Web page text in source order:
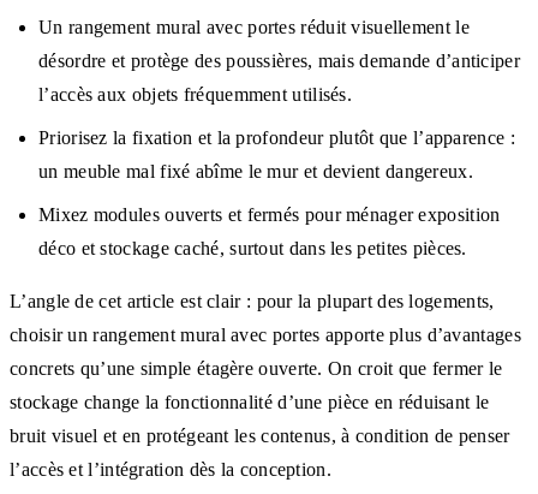
Un rangement mural avec portes réduit visuellement le
désordre et protège des poussières, mais demande d’anticiper
l’accès aux objets fréquemment utilisés.
Priorisez la fixation et la profondeur plutôt que l’apparence :
un meuble mal fixé abîme le mur et devient dangereux.
Mixez modules ouverts et fermés pour ménager exposition
déco et stockage caché, surtout dans les petites pièces.
L’angle de cet article est clair : pour la plupart des logements,
choisir un rangement mural avec portes apporte plus d’avantages
concrets qu’une simple étagère ouverte. On croit que fermer le
stockage change la fonctionnalité d’une pièce en réduisant le
bruit visuel et en protégeant les contenus, à condition de penser
l’accès et l’intégration dès la conception.